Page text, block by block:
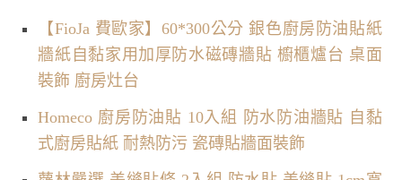
【FioJa 費歐家】60*300公分 銀色廚房防油貼紙
牆紙自黏家用加厚防水磁磚牆貼 櫥櫃爐台 桌面
裝飾 廚房灶台
Homeco 廚房防油貼 10入組 防水防油牆貼 自黏
式廚房貼紙 耐熱防污 瓷磚貼牆面裝飾